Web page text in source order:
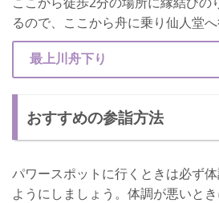
るので、ここから舟に乗り仙人堂へ
最上川舟下り
おすすめの参詣方法
パワースポットに行くときは必ず
ようにしましょう。体調が悪いと